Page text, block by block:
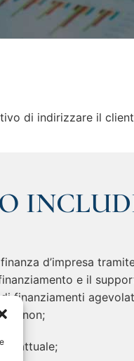
di indirizzare il
d’impresa tramite
e il
finanziamenti
e non;